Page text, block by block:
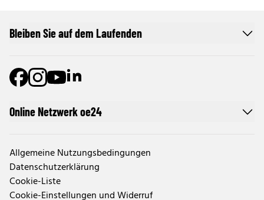
Online Netzwerk oe24
Allgemeine Nutzungsbedingungen
Datenschutzerklärung
Cookie-Liste
Cookie-Einstellungen und Widerruf
Bleiben Sie auf dem Laufenden